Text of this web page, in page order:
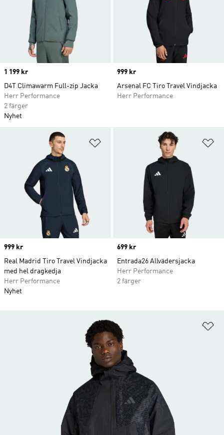
Price
1 199 kr
D4T Climawarm Full-zip Jacka
Herr Performance
2 färger
Nyhet
Price
999 kr
Arsenal FC Tiro Travel Vindjacka
Herr Performance
Lägg till på önskelistan
Price
999 kr
Real Madrid Tiro Travel Vindjacka
med hel dragkedja
Herr Performance
Nyhet
Price
699 kr
Entrada26 Allvädersjacka
Herr Performance
2 färger